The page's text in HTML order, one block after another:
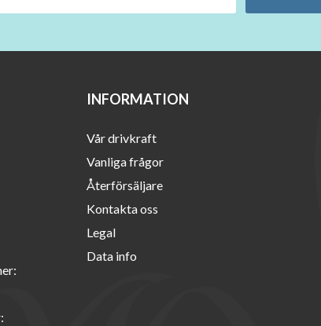
INFORMATION
Vår drivkraft
Vanliga frågor
Återförsäljare
Kontakta oss
Legal
Data info